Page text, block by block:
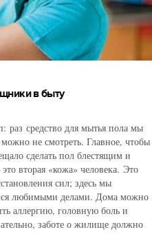
в быту
раз средство для мытья пола мы
не смотреть. Главное, чтобы
сделать пол блестящим и
вторая «кожа» человека. Это
сил; здесь мы
любимыми делами. Дома можно
аллергию, головную боль и
заботе о жилище должно